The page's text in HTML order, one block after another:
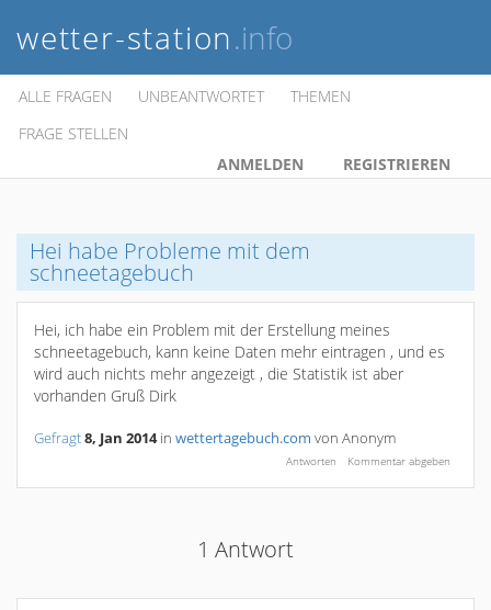
wetter-station.info
ALLE FRAGEN UNBEANTWORTET
THEMEN
FRAGE STELLEN
ANMELDEN
REGISTRIEREN
Hei habe Probleme mit dem
schneetagebuch
Hei, ich habe ein Problem mit der Erstellung meines
schneetagebuch, kann keine Daten mehr eintragen , und es
wird auch nichts mehr angezeigt , die Statistik ist aber
vorhanden Gruß Dirk
Gefragt8, Jan 2014 in wettertagebuch.com von Anonym
1 Antwort